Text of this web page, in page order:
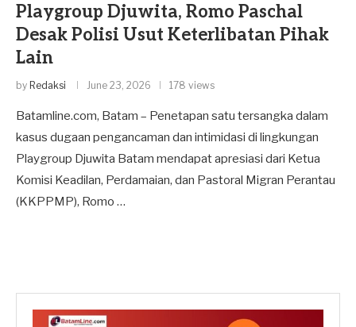
Playgroup Djuwita, Romo Paschal
Desak Polisi Usut Keterlibatan Pihak
Lain
by Redaksi June 23, 2026 178 views
Batamline.com, Batam – Penetapan satu tersangka dalam
kasus dugaan pengancaman dan intimidasi di lingkungan
Playgroup Djuwita Batam mendapat apresiasi dari Ketua
Komisi Keadilan, Perdamaian, dan Pastoral Migran Perantau
(KKPPMP), Romo …